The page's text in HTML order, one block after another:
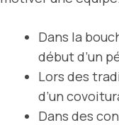
Dans la
début d’un
Lors des
d’un
Dans des